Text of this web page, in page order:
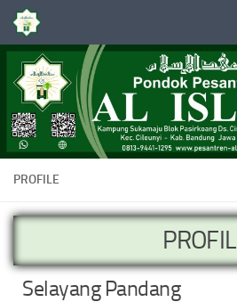
Skip to content
PROFILE
PROFIL
Selayang Pandang